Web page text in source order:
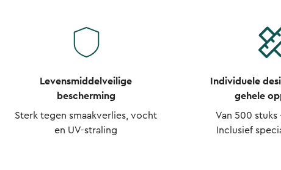
Levensmiddelveilige
bescherming
Sterk tegen smaakverlies, vocht
en UV-straling
Individuele
gehele
Van 500 stuks
Inclusief